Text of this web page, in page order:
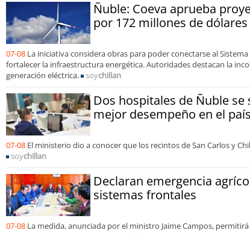
Ñuble: Coeva aprueba
por 172 millones de dólares
07-08 La iniciativa considera obras para poder conectarse al
fortalecer la infraestructura energética. Autoridades destacan la
generación eléctrica.
soychillan
Dos hospitales de Ñuble
mejor desempeño en el país
07-08 El ministerio dio a conocer que los recintos de San Carlos y
soychillan
Declaran emergencia
sistemas frontales
07-08 La medida, anunciada por el ministro Jaime Campos,